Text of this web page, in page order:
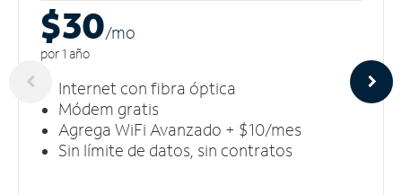
$30/mo
por 1 año
Internet con fibra óptica
Módem gratis
Agrega WiFi Avanzado + $10/mes
Sin límite de datos, sin contratos